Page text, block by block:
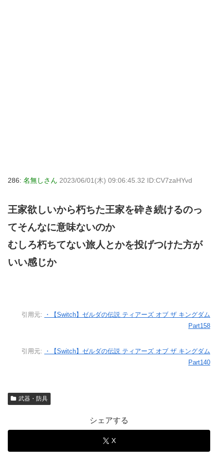
286: 名無しさん 2023/06/01(木) 09:06:45.32 ID:CV7zaHYvd
王家欲しいから朽ちた王家を砕き続けるのっ
てそんなに意味ないのか
むしろ朽ちてない旅人とかを投げつけた方が
いい感じか
引用元:
・【Switch】ゼルダの伝説 ティアーズ オブ ザ キングダム
Part158
引用元:
・【Switch】ゼルダの伝説 ティアーズ オブ ザ キングダム
Part140
武器・防具
シェアする
X